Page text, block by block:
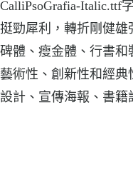
CalliPsoGrafia-Italic.ttf
挺勁犀利，轉折剛健
碑體、瘦金體、行書
藝術性、創新性和經
設計、宣傳海報、書籍